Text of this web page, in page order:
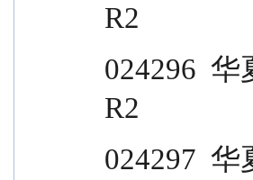
R2
024296
R2
024297